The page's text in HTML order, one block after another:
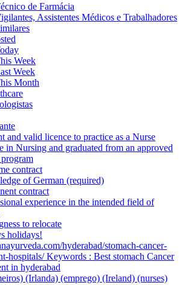
de Farmácia
Assistentes Médicos e Trabalhadores
Week
Week
Month
and valid licence to practice as a Nurse
in Nursing and graduated from an approved
contract
of German (required)
contract
experience in the intended field of
to relocate
holidays!
hyderabad/stomach-cancer-
hospitals/ Keywords : Best stomach Cancer
in hyderabad
(Irlanda) (emprego) (Ireland) (nurses)